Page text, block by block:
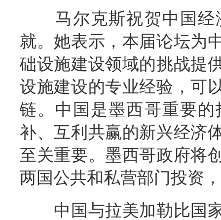
马尔克斯祝贺中国经
就。她表示，本届论坛为
础设施建设领域的挑战提
设施建设的专业经验，可
链。中国是墨西哥重要
补、互利共赢的新兴经济
至关重要。墨西哥政府将
两国公共和私营部门投资
中国与拉美加勒比国家